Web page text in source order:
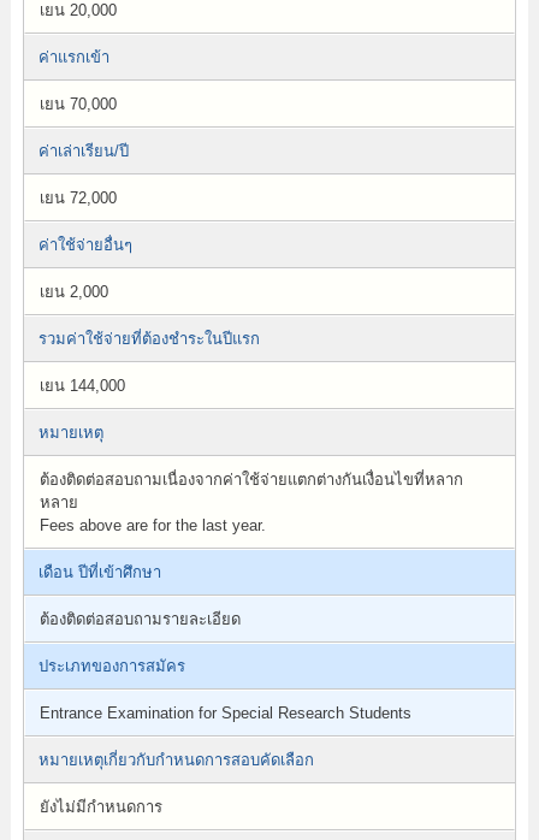
เยน 20,000
ค่าแรกเข้า
เยน 70,000
ค่าเล่าเรียน/ปี
เยน 72,000
ค่าใช้จ่ายอื่นๆ
เยน 2,000
รวมค่าใช้จ่ายที่ต้องชำระในปีแรก
เยน 144,000
หมายเหตุ
ต้องติดต่อสอบถามเนื่องจากค่าใช้จ่ายแตกต่างกันเงื่อนไขที่หลาก
หลาย
Fees above are for the last year.
เดือน ปีที่เข้าศึกษา
ต้องติดต่อสอบถามรายละเอียด
ประเภทของการสมัคร
Entrance Examination for Special Research Students
หมายเหตุเกี่ยวกับกำหนดการสอบคัดเลือก
ยังไม่มีกำหนดการ